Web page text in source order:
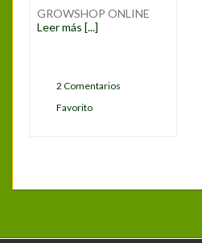
GROWSHOP ONLINE
Leer más [...]
2 Comentarios
Favorito